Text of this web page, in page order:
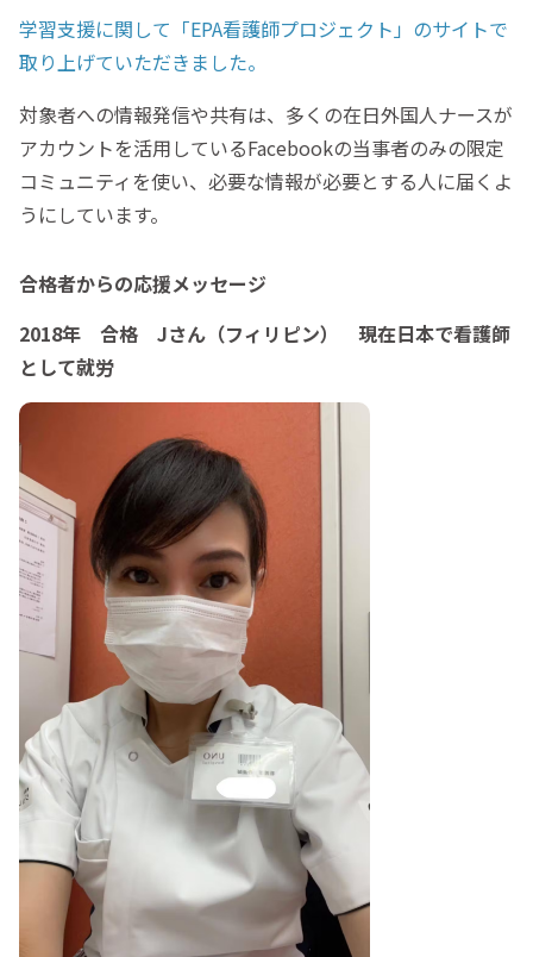
学習支援に関して「EPA看護師プロジェクト」のサイトで
取り上げていただきました。
対象者への情報発信や共有は、多くの在日外国人ナースが
アカウントを活用しているFacebookの当事者のみの限定
コミュニティを使い、必要な情報が必要とする人に届くよ
うにしています。
合格者からの応援メッセージ
2018年 合格 Jさん（フィリピン） 現在日本で看護師
として就労